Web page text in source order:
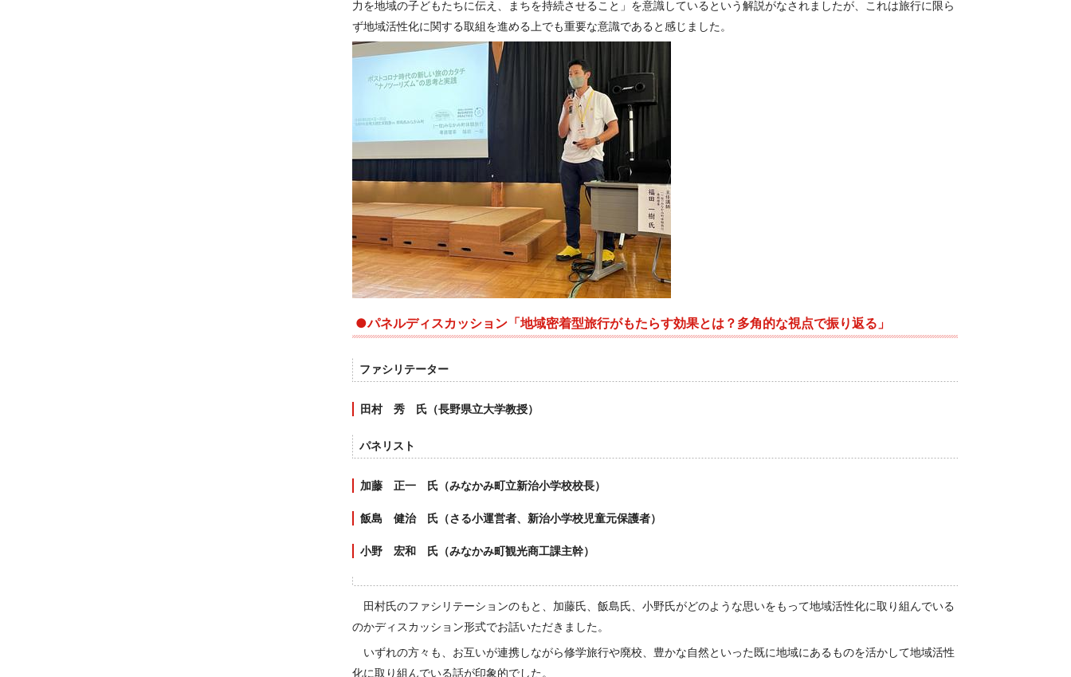
力を地域の子どもたちに伝え、まちを持続させること」を意識しているという解説がなされましたが、これは旅行に限ら
ず地域活性化に関する取組を進める上でも重要な意識であると感じました。
●パネルディスカッション「地域密着型旅行がもたらす効果とは？多角的な視点で振り返る」
ファシリテーター
田村 秀 氏（長野県立大学教授）
パネリスト
加藤 正一 氏（みなかみ町立新治小学校校長）
飯島 健治 氏（さる小運営者、新治小学校児童元保護者）
小野 宏和 氏（みなかみ町観光商工課主幹）
田村氏のファシリテーションのもと、加藤氏、飯島氏、小野氏がどのような思いをもって地域活性化に取り組んでいる
のかディスカッション形式でお話いただきました。
いずれの方々も、お互いが連携しながら修学旅行や廃校、豊かな自然といった既に地域にあるものを活かして地域活性
化に取り組んでいる話が印象的でした。